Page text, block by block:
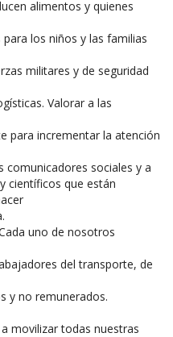
alimentos y quienes
los niños y las familias
militares y de seguridad
Valorar a las
para incrementar la atención
comunicadores sociales y a
científicos que están
uno de nosotros
del transporte, de
y no remunerados.
movilizar todas nuestras